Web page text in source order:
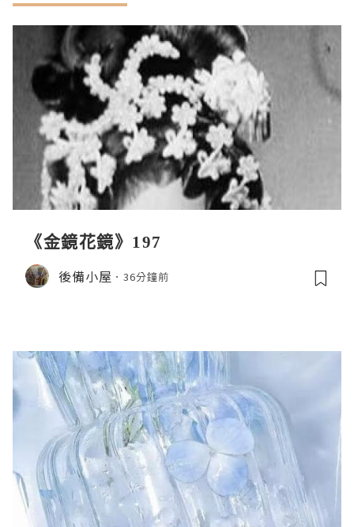
《金鏡花鏡》197
後備小屋 36分鐘前